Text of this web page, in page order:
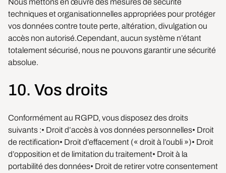
Nous mettons en œuvre des mesures de sécurité
techniques et organisationnelles appropriées pour protéger
vos données contre toute perte, altération, divulgation ou
accès non autorisé.Cependant, aucun système n’étant
totalement sécurisé, nous ne pouvons garantir une sécurité
absolue.
10. Vos droits
Conformément au RGPD, vous disposez des droits
suivants :• Droit d’accès à vos données personnelles• Droit
de rectification• Droit d’effacement (« droit à l’oubli »)• Droit
d’opposition et de limitation du traitement• Droit à la
portabilité des données• Droit de retirer votre consentement